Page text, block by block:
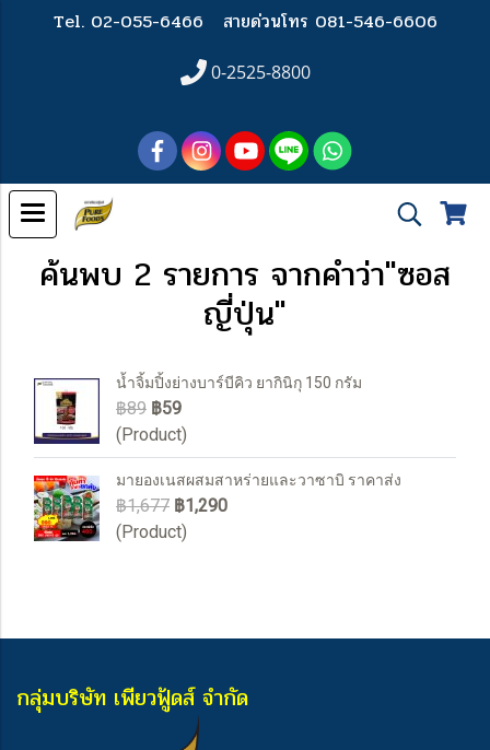
Tel. 02-055-6466 สายด่วนโทร 081-546-6606
0-2525-8800
ค้นพบ 2 รายการ จากคำว่า"ซอส
ญี่ปุ่น"
น้ำจิ้มปิ้งย่างบาร์บีคิว ยากินิกุ 150 กรัม
฿89 ฿59
(Product)
มายองเนสผสมสาหร่ายและวาซาบิ ราคาส่ง
฿1,677 ฿1,290
(Product)
กลุ่มบริษัท เพียวฟู้ดส์ จำกัด